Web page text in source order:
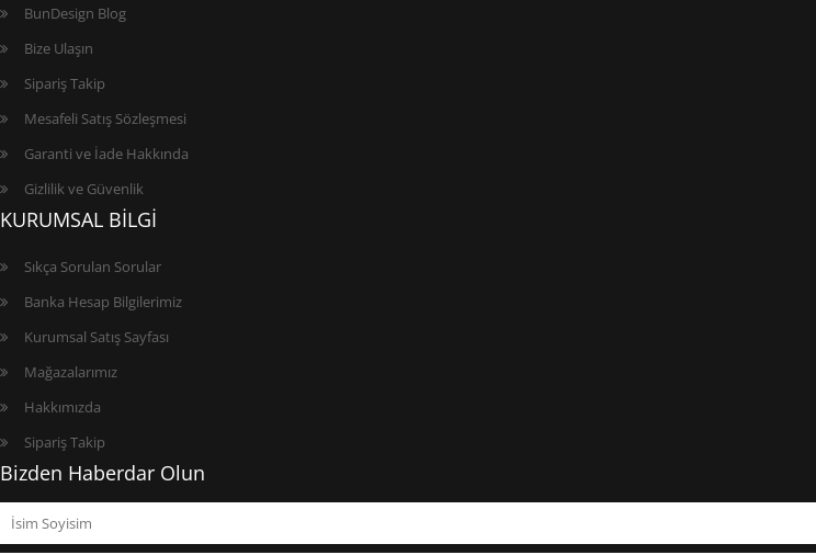
BunDesign Blog
Bize Ulaşın
Sipariş Takip
Mesafeli Satış Sözleşmesi
Garanti ve İade Hakkında
Gizlilik ve Güvenlik
KURUMSAL BİLGİ
Sıkça Sorulan Sorular
Banka Hesap Bilgilerimiz
Kurumsal Satış Sayfası
Mağazalarımız
Hakkımızda
Sipariş Takip
Bizden Haberdar Olun